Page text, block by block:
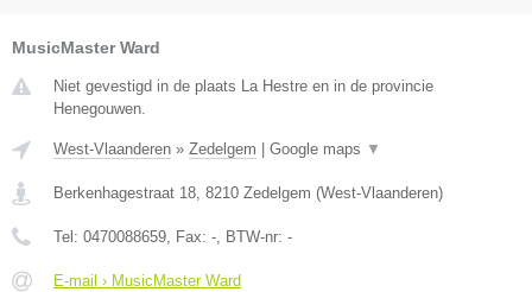
MusicMaster Ward
Niet gevestigd in de plaats La Hestre en in de provincie
Henegouwen.
West-Vlaanderen » Zedelgem Google maps ▼
Berkenhagestraat 18, 8210 Zedelgem (West-Vlaanderen)
Tel: 0470088659, Fax: -, BTW-nr: -
E-mail › MusicMaster Ward